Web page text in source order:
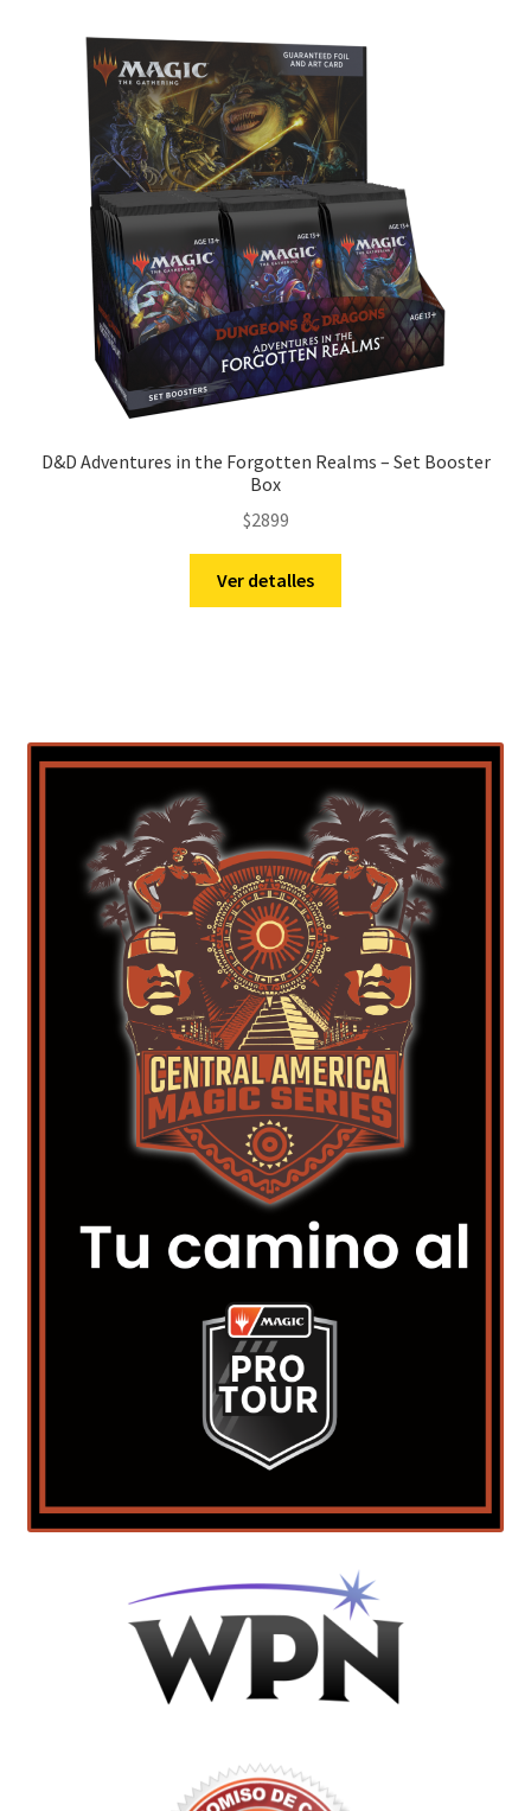
D&D Adventures in the Forgotten Realms – Set Booster
Box
$2899
Ver detalles